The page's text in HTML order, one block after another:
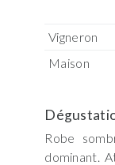
Vigneron
Maison
Robe
dominant.